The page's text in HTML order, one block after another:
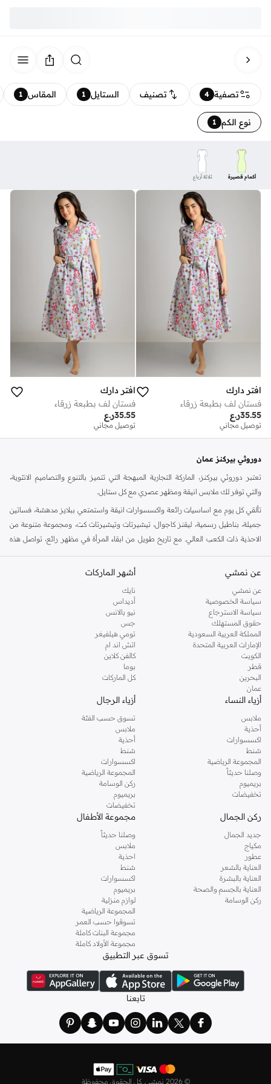
تصفية 4 تصنيف الستايل 1 المقاس 1
نوع الكم 1
أكمام قصيرة ثلاثة أرباع
افتر دارك
فستان لف بطبعة زرقاء
ر.ع35.55
توصيل مجاني
افتر دارك
فستان لف بطبعة زرقاء
ر.ع35.55
توصيل مجاني
دوروثي بيركنز عمان
تعتبر دوروثي بيركنز، الماركة التجارية المبهجة التي تتميز بالتنوع والتصاميم الانثوية،
والتي توفر لك ملابس انيقة ومظهر عصري مع كل ستايل.
تألقي كل يوم مع اساسيات رائعة واكسسوارات انيقة واستمتعي ببلايز مدهشة، فساتين
جميلة، بناطيل رسمية، ليقنز كاجوال، تيشيرتات وتيشيرتات كت، ومجموعة متنوعة من
الاحذية ذات الكعب العالي. مع تاريخ طويل من ابقاء المرأة في مظهر رائع، تواصل هذه
كنت تقومين بتجديد خزانة ملابسك الملائمة للعمل، البحث عن فستان مثالي للحفلات او
اليه.
تسوقي دوروثي بيركنز اون لاين مسقط
تسوقي دوروثي بيركنز اون لاين من نمشي واستمتعي باكثر من الف ستايل من مجموعة
دوروثي بيركنز الشهيرة. تصفحي المجموعة كاملة في متجر دوروثي بيركنز اون لاين او
استخدمي القائمة لتحديد تجربة تسوق دوروثي بيركنز اون لاين. خدمة التوصيل السريعة
والدعم الاستثنائي يضمن لك تجربة تسوق ممتعة دائما مع نمشي.
عن نمشي
عن نمشي
سياسة الخصوصية
سياسة الاسترجاع
حقوق المستهلك
المملكة العربية السعودية
الإمارات العربية المتحدة
الكويت
قطر
البحرين
عمان
أشهر الماركات
نايك
أديداس
نيو بالانس
جس
تومي هيلفيغر
اتش اند ام
كالفن كلاين
بوما
كل الماركات
أزياء النساء
ملابس
أحذية
اكسسوارات
شنط
المجموعة الرياضية
وصلنا حديثاً
بريميوم
تخفيضات
أزياء الرجال
تسوق حسب الفئة
ملابس
أحذية
شنط
اكسسوارات
المجموعة الرياضية
ركن الوسامة
بريميوم
تخفيضات
ركن الجمال
جديد الجمال
مكياج
عطور
العناية بالشعر
العناية بالبشرة
العناية بالجسم والصحة
ركن الوسامة
مجموعة الأطفال
وصلنا حديثاً
ملابس
احذية
شنط
اكسسوارات
بريميوم
لوازم منزلية
المجموعة الرياضية
تسوقوا حسب العمر
مجموعة البنات كاملة
مجموعة الأولاد كاملة
تسوق عبر التطبيق
تابعنا
© 2026 نمشي. كل الحقوق محفوظة